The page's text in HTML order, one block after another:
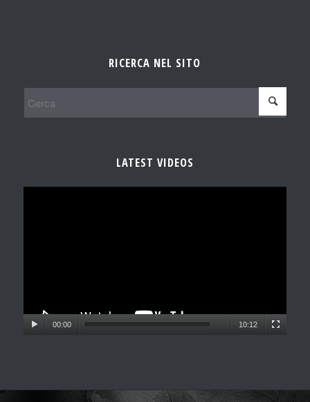
RICERCA NEL SITO
LATEST VIDEOS
00:00 10:12